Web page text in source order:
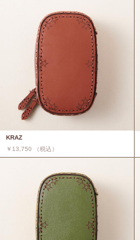
KRAZ
￥13,750 （税込）